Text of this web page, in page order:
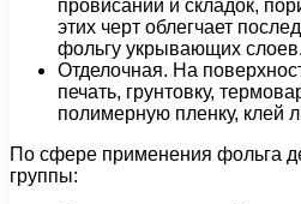
провисаний и складок,
этих черт облегчает
фольгу укрывающих слоев.
Отделочная. На
печать, грунтовку,
полимерную пленку, клей
По сфере применения фольга
группы: